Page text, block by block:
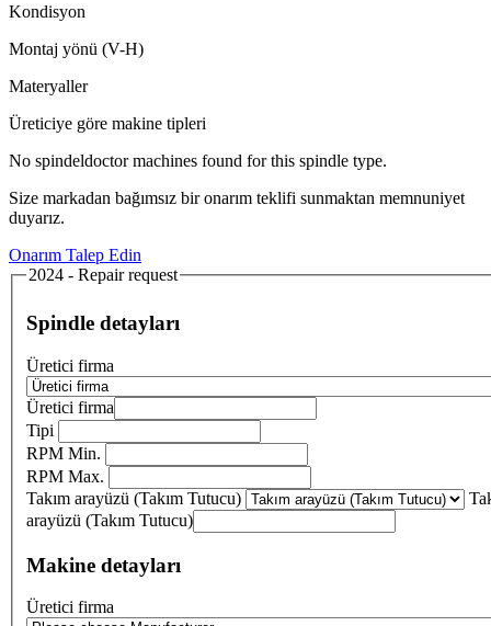
Kondisyon
Montaj yönü (V-H)
Materyaller
Üreticiye göre makine tipleri
No spindeldoctor machines found for this spindle type.
Size markadan bağımsız bir onarım teklifi sunmaktan memnuniyet
duyarız.
Onarım Talep Edin
2024 - Repair request
Spindle detayları
Üretici firma
Üretici firma
Tipi
RPM Min.
RPM Max.
Takım arayüzü (Takım Tutucu)
arayüzü (Takım Tutucu)
Makine detayları
Üretici firma